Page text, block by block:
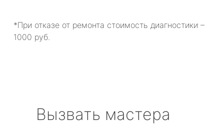
*При отказе от ремонта стоимость диагностики –
1000 руб.
Вызвать мастера